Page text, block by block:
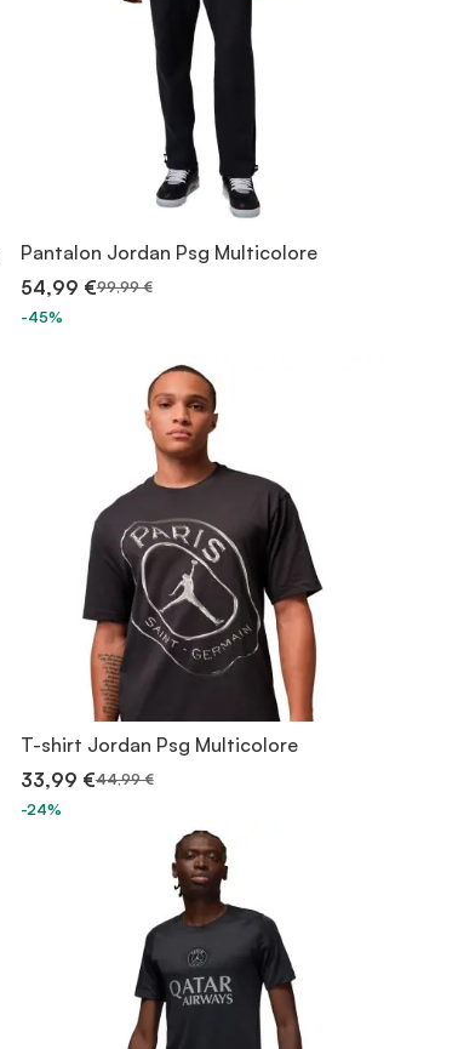
Pantalon Jordan Psg Multicolore
54,99 €99,99 €
-45%
T-shirt Jordan Psg Multicolore
33,99 €44,99 €
-24%